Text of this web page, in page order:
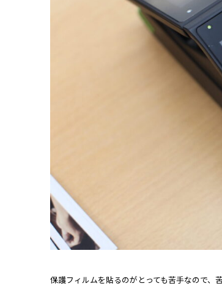
保護フィルムを貼るのがとっても苦手なので、